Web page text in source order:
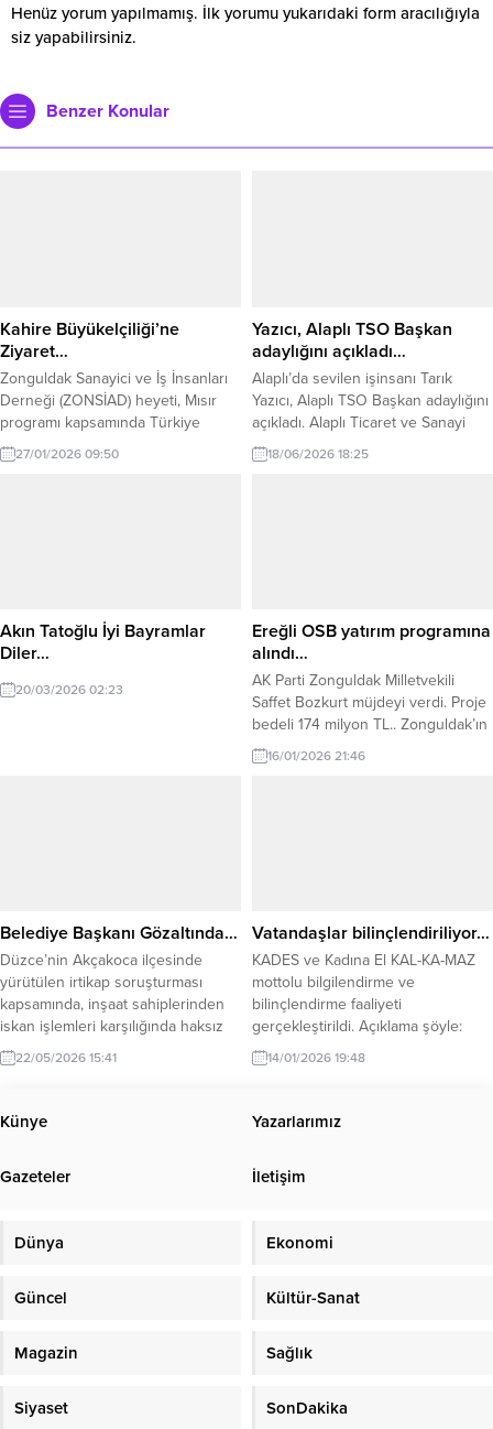
Henüz yorum yapılmamış. İlk yorumu yukarıdaki form aracılığıyla
siz yapabilirsiniz.
Benzer Konular
Kahire Büyükelçiliği’ne
Ziyaret…
Zonguldak Sanayici ve İş İnsanları
Derneği (ZONSİAD) heyeti, Mısır
programı kapsamında Türkiye
Cumhuriyeti Kahire Büyükelçiliği’ni
ziyaret etti. Gerçekleştirilen
birliği alanları ve iş dünyasına
yönelik...
27/01/2026 09:50
Yazıcı, Alaplı TSO Başkan
adaylığını açıkladı…
Alaplı’da sevilen işinsanı Tarık
Yazıcı, Alaplı TSO Başkan adaylığını
açıkladı. Alaplı Ticaret ve Sanayi
Odası Başkan Adaylığını ekibi ile
birlikte ilan eden Özerler A.Ş
18/06/2026 18:25
Akın Tatoğlu İyi Bayramlar
Diler…
20/03/2026 02:23
Ereğli OSB yatırım programına
alındı…
AK Parti Zonguldak Milletvekili
Saffet Bozkurt müjdeyi verdi. Proje
bedeli 174 milyon TL.. Zonguldak’ın
Karadeniz Ereğli İlçesinde,
Organize Sanayi Bölgesinde
bölge ve bölgedeki sanayiciler
adına önemli olduğunu belirtti....
16/01/2026 21:46
Belediye Başkanı Gözaltında…
Düzce’nin Akçakoca ilçesinde
yürütülen irtikap soruşturması
kapsamında, inşaat sahiplerinden
iskan işlemleri karşılığında haksız
menfaat temin ettiği iddia edilen
Akçakoca Belediye Başkanı Fikret
gözaltına alındı. Düzce Cumhuriyet
Başsavcılığınca yürütülen
şikayeti üzerine başlatıldı. Edinilen
Akçakoca Belediye Meclisi...
22/05/2026 15:41
Vatandaşlar bilinçlendiriliyor…
KADES ve Kadına El KAL-KA-MAZ
mottolu bilgilendirme ve
bilinçlendirme faaliyeti
gerçekleştirildi. Açıklama şöyle:
“Kdz.Ereğli İlçe Jandarma
Komutanlığı Aile İçi Şiddetle
Amirliğince 14 Ocak 2026 günü
toplam (47) kadın kursiyere yönelik
Mağdurlarının...
14/01/2026 19:48
Künye Yazarlarımız
Gazeteler İletişim
Dünya Ekonomi
Güncel Kültür-Sanat
Magazin Sağlık
Siyaset SonDakika